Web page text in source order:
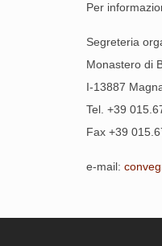
Per
Segreteria
Monastero di
I-13887
Tel. +39
Fax +39
e-mail: